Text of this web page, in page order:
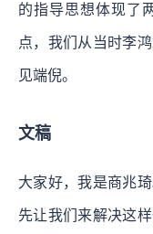
的指导思想体现了
点，我们从当时李
见端倪。
文稿
大家好，我是商兆
先让我们来解决这